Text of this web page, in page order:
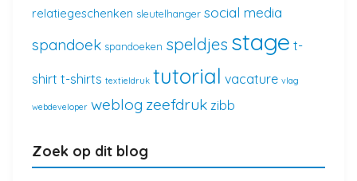
relatiegeschenken sleutelhanger social media
spandoek spandoeken speldjes stage t-
shirt t-shirts textieldruk tutorial vacature vlag
webdeveloper weblog zeefdruk zibb
Zoek op dit blog